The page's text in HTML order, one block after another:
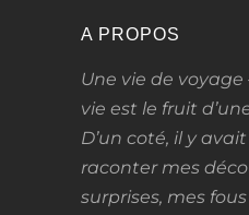
A PROPOS
Une vie de voyage
vie est le fruit
D’un coté, il y avait
raconter mes
surprises, mes